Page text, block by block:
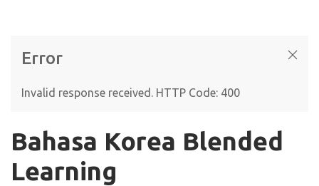
Error
Invalid response received. HTTP Code: 400
Bahasa Korea Blended
Learning